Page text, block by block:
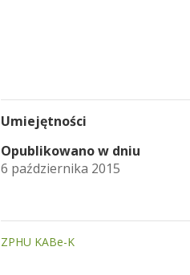
Umiejętności
Opublikowano w dniu
6 października 2015
ZPHU KABe-K